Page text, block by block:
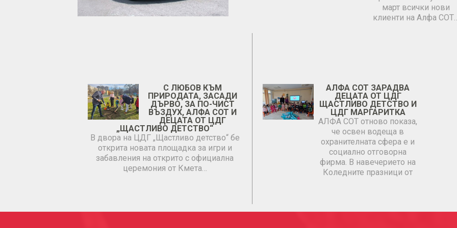
март всички нови
клиенти на Алфа
С ЛЮБОВ КЪМ
ПРИРОДАТА, ЗАСАДИ
ДЪРВО, ЗА ПО-ЧИСТ
ВЪЗДУХ, АЛФА СОТ И
ДЕЦАТА ОТ ЦДГ
„ЩАСТЛИВО ДЕТСТВО“
В двора на ЦДГ „Щастливо детство“ бе
открита новата площадка за игри и
забавления на открито с официална
церемония от Кмета…
АЛФА СОТ ЗАРАДВА
ДЕЦАТА ОТ ЦДГ
ЩАСТЛИВО ДЕТСТВО И
ЦДГ МАРГАРИТКА
АЛФА СОТ отново показа,
че освен водеща в
охранителната сфера е и
социално отговорна
фирма. В навечерието на
Коледните празници от